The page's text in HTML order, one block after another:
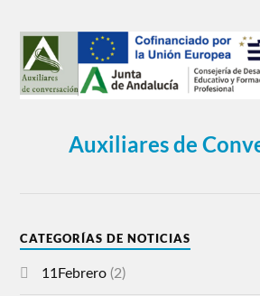
Auxiliares de
CATEGORÍAS DE NOTICIAS
11Febrero (2)